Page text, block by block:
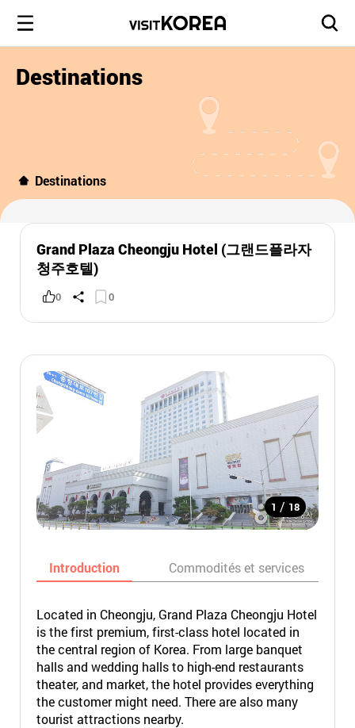
Destinations
Destinations
Grand Plaza Cheongju Hotel (그랜드플라자
청주호텔)
0 0
1 / 18
Introduction Commodités et services
Located in Cheongju, Grand Plaza Cheongju Hotel
is the first premium, first-class hotel located in
the central region of Korea. From large banquet
halls and wedding halls to high-end restaurants
theater, and market, the hotel provides everything
the customer might need. There are also many
tourist attractions nearby.